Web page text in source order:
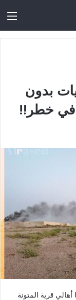
بدون
في خطر!!
قرية المتونة